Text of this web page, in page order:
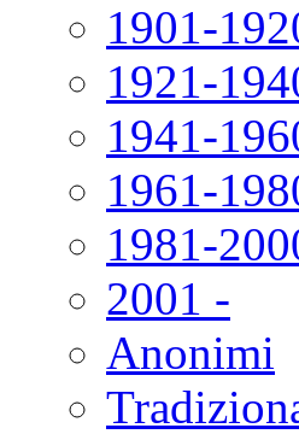
1901-
1921-
1941-
1961-
1981-
2001 -
Anonimi